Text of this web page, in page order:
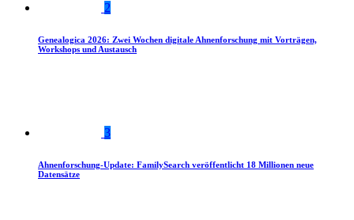
2
Genealogica 2026: Zwei Wochen digitale Ahnenforschung mit Vorträgen,
Workshops und Austausch
3
Ahnenforschung-Update: FamilySearch veröffentlicht 18 Millionen neue
Datensätze